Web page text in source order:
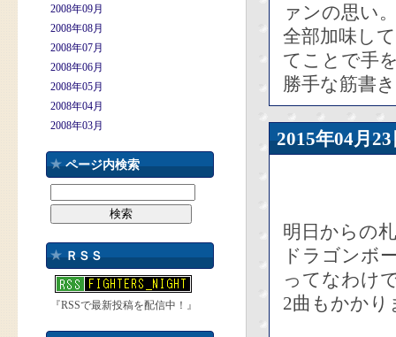
2008年09月
2008年08月
2008年07月
2008年06月
2008年05月
2008年04月
2008年03月
ページ内検索
ＲＳＳ
『RSSで最新投稿を配信中！』
ァンの思い
全部加味し
てことで手
勝手な筋書
2015年04
明日からの
ドラゴンボ
ってなわけ
2曲もかかり